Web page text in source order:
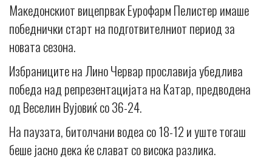
Македонскиот вицепрвак Еурофарм Пелистер имаше
победнички старт на подготвителниот период за
новата сезона.
Избраниците на Лино Червар прославија убедлива
победа над репрезентацијата на Катар, предводена
од Веселин Вујовиќ со 36-24.
На паузата, битолчани водеа со 18-12 и уште тогаш
беше јасно дека ќе слават со висока разлика.